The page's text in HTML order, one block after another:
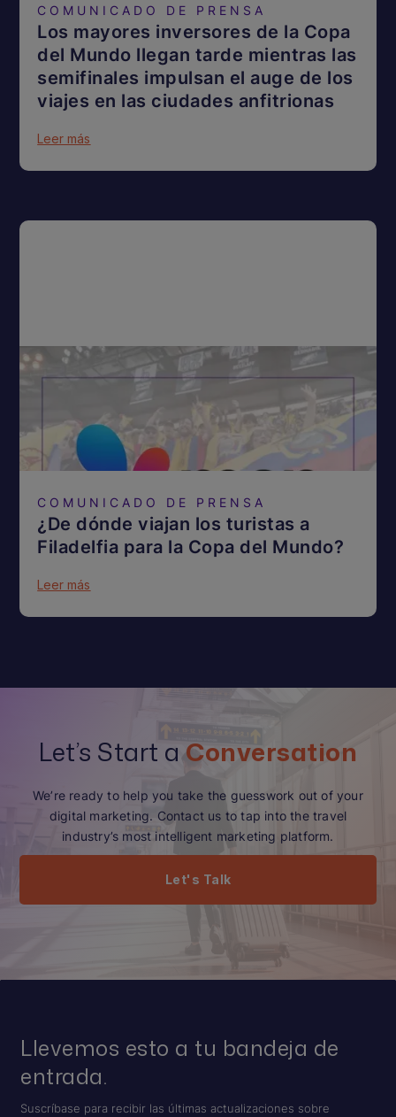
COMUNICADO DE PRENSA
Los mayores inversores de la Copa
del Mundo llegan tarde mientras las
semifinales impulsan el auge de los
viajes en las ciudades anfitrionas
Leer más
COMUNICADO DE PRENSA
¿De dónde viajan los turistas a
Filadelfia para la Copa del Mundo?
Leer más
Let’s Start a Conversation
We’re ready to help you take the guesswork out of your
digital marketing. Contact us to tap into the travel
industry’s most intelligent marketing platform.
Let's Talk
Llevemos esto a tu bandeja de
entrada.
Suscríbase para recibir las últimas actualizaciones sobre